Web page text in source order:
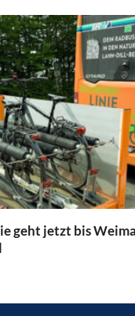
geht jetzt bis